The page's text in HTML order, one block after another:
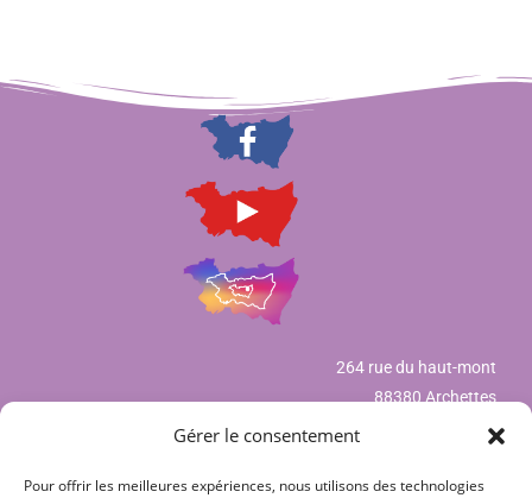
Gérer le consentement
Pour offrir les meilleures expériences, nous utilisons des technologies
264 rue du haut-mont
88380 Archettes
Mentions légales